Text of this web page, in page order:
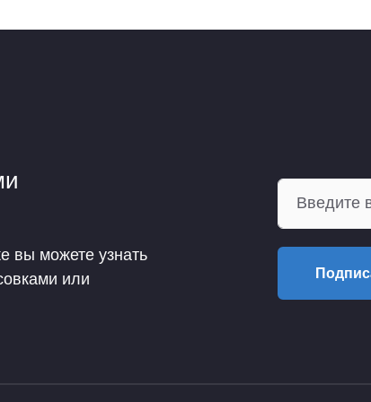
вы можете узнать
или